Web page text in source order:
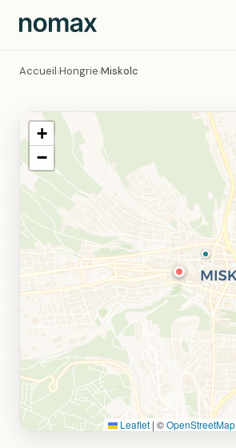
Accueil›Hongrie›Miskolc
+
−
Leaflet | ©OpenStreetMap